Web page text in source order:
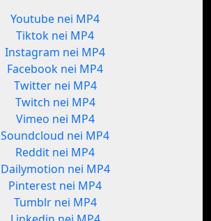
Youtube nei MP4
Tiktok nei MP4
Instagram nei MP4
Facebook nei MP4
Twitter nei MP4
Twitch nei MP4
Vimeo nei MP4
Soundcloud nei MP4
Reddit nei MP4
Dailymotion nei MP4
Pinterest nei MP4
Tumblr nei MP4